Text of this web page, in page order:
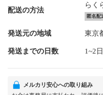
配送の方法
らく
匿名配
発送元の地域 東京
発送までの日数 1~2
メルカリ安心への取り組み